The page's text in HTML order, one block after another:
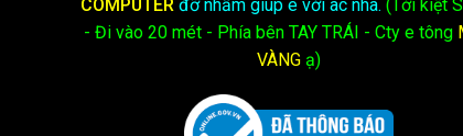
COMPUTER đỡ nhầm giúp e với ac nha. (Tới kiệt
- Đi vào 20 mét - Phía bên TAY TRÁI - Cty e tông
VÀNG ạ)